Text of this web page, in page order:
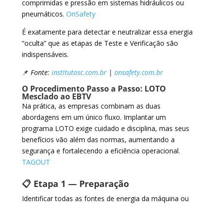
comprimidas e pressão em sistemas hidráulicos ou
pneumáticos. OnSafety
É exatamente para detectar e neutralizar essa energia
“oculta” que as etapas de Teste e Verificação são
indispensáveis.
📌 Fonte: institutosc.com.br| onsafety.com.br
O Procedimento Passo a Passo: LOTO
Mesclado ao EBTV
Na prática, as empresas combinam as duas
abordagens em um único fluxo. Implantar um
programa LOTO exige cuidado e disciplina, mas seus
benefícios vão além das normas, aumentando a
segurança e fortalecendo a eficiência operacional.
TAGOUT
📋 Etapa 1 — Preparação
Identificar todas as fontes de energia da máquina ou